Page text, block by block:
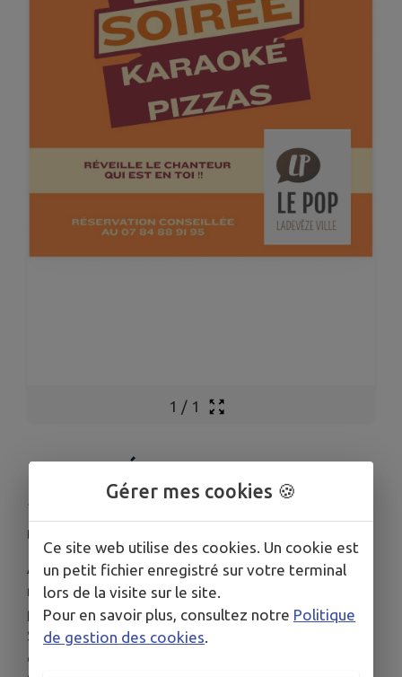
1 / 1
KARAOKÉ AU POP !!
Publié le jeudi 23 octobre 2025 - BAR LE POP
BAR LE POP
Accrochez-vous, ça va pétiller ! 🤩 Samedi 1er
novembre, le bar pizzeria Le Pop vous ouvre ses
portes pour une soirée karaoké de dingue ! 🎤🍕
Sortez vos plus belles voix (ou pas 😉) et dévorez
des pizzas à gogo. 😋 Ambiance garantie 100%
Gérer mes cookies 🍪
Ce site web utilise des cookies. Un cookie est
un petit fichier enregistré sur votre terminal
lors de la visite sur le site.
Pour en savoir plus, consultez notre Politique
de gestion des cookies